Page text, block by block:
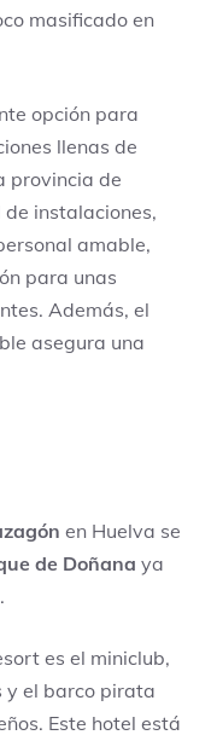
masificado en
opción para
llenas de
provincia de
instalaciones,
amable,
para unas
Además, el
asegura una
en Huelva se
de Doñana ya
.
es el miniclub,
y el barco pirata
Este hotel está